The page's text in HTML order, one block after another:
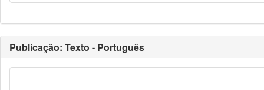
Publicação: Texto - Português